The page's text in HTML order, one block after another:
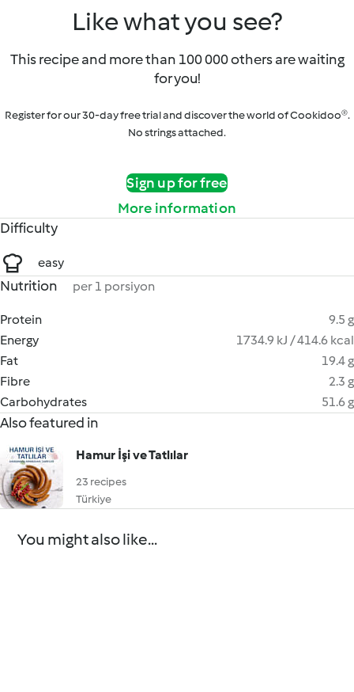
Like what you see?
This recipe and more than 100 000 others are waiting
for you!
Register for our 30-day free trial and discover the world of Cookidoo®.
No strings attached.
Sign up for free
More information
Difficulty
easy
Nutrition per 1 porsiyon
Protein
9.5 g
Energy
1734.9 kJ / 414.6 kcal
Fat
19.4 g
Fibre
2.3 g
Carbohydrates
51.6 g
Also featured in
Hamur İşi ve Tatlılar
23 recipes
Türkiye
You might also like...